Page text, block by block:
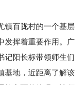
镇百陇村的一个基层
发挥着重要作用。广
记阳长标带领师生们
基地，近距离了解该